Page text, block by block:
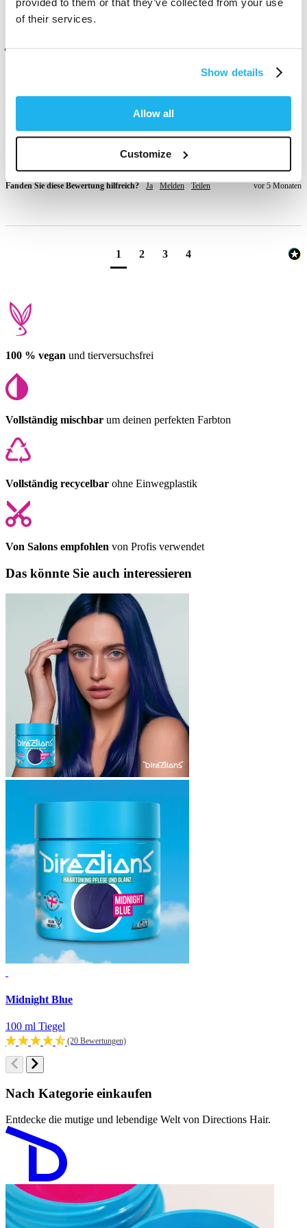
provided to them or that they’ve collected from your use
of their services.
Show details
Allow all
Customize
Verifizierter Käufer
Haven't used this yet as im still experimenting with a new colour, but
Fanden Sie diese Bewertung hilfreich? Ja Melden Teilen vor 5 Monaten
1 2 3 4
100 % vegan und tierversuchsfrei
Vollständig mischbar um deinen perfekten Farbton
Vollständig recycelbar ohne Einwegplastik
Von Salons empfohlen von Profis verwendet
Das könnte Sie auch interessieren
Midnight Blue
100 ml Tiegel
(20 Bewertungen)
Nach Kategorie einkaufen
Entdecke die mutige und lebendige Welt von Directions Hair.